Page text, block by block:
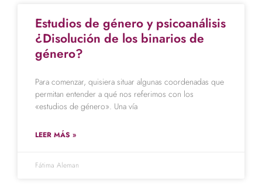
Estudios de género y psicoanálisis
¿Disolución de los binarios de
género?
Para comenzar, quisiera situar algunas coordenadas que
permitan entender a qué nos referimos con los
«estudios de género». Una vía
LEER MÁS »
Fátima Aleman